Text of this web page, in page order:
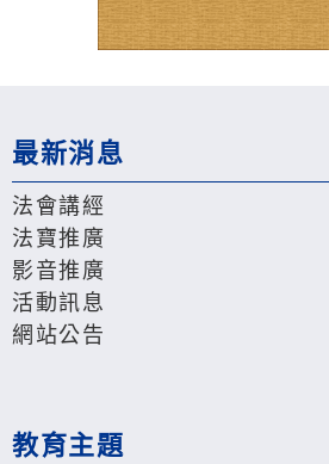
最新消息
法會講經
法寶推廣
影音推廣
活動訊息
網站公告
教育主題